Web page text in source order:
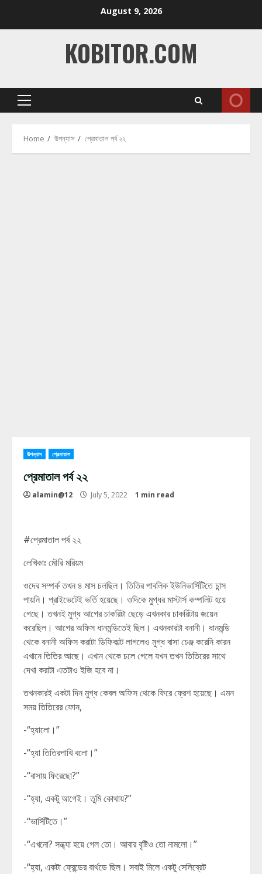
August 9, 2026
KOBITOR.COM
Primary
Home উপন্যাস প্রেমাতাল পর্ব ২২
উপন্যাস প্রেমাতাল
প্রেমাতাল পর্ব ২২
alamin@12 July 5, 2022 1 min read
#প্রেমাতাল পর্ব ২২
লেখিকাঃ মৌরি মরিয়ম
ওদের সম্পর্ক তখন ৪ মাস চলছিল। তিতির পাবলিক ইউনিভার্সিটিতে চান্স
পায়নি। প্রাইভেটেই ভর্তি হয়েছে। ওদিকে মুগ্ধর মাস্টার্স কম্পলিট হয়ে
গেছে। তখনই মুগ্ধ আগের চাকরিটা ছেড়ে এখনকার চাকরিটায় জয়েন
করেছিল। আগের অফিস ধানমন্ডিতেই ছিল। এখনকারটা বনানী। ধানমন্ডি
থেকে বনানী অফিস করাটা ডিফিকাল্ট লাগলেও মুগ্ধ বাসা চেঞ্জ করেনি কারন
এখানে তিতির আছে। এখান থেকে চলে গেলে যখন তখন তিতিরের সাথে
দেখা করাটা এতটাও ইজি হবে না।
তখনকারই একটা দিন মুগ্ধ কেবল অফিস থেকে ফিরে ফ্রেশ হয়েছে। এমন
সময় তিতিরের ফোন,
-“হ্যালো।”
-“হ্যা তিতিরপাখি বলো।”
-“বাসায় ফিরেছো?”
-“হ্যা, একটু আগেই। তুমি কোথায়?”
-“ভার্সিটিতে।”
-“এখনো? সন্ধ্যা হয়ে গেল তো। আবার বৃষ্টিও তো নামলো।”
-“হ্যা, একটা ফ্রেন্ডের বার্থডে ছিল। সবাই মিলে একটু সেলিব্রেট